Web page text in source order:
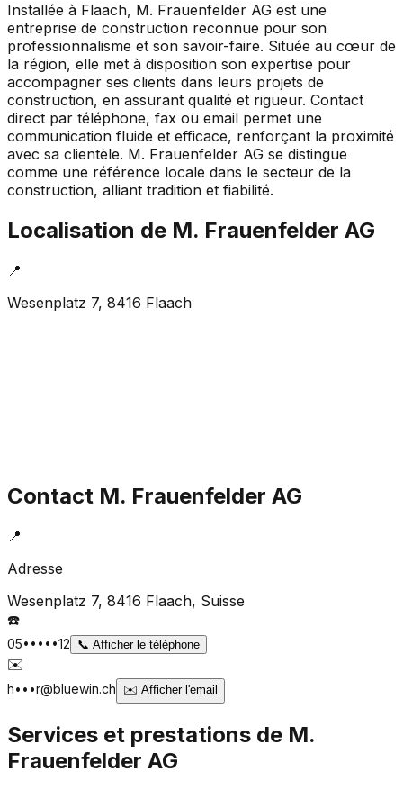
Installée à Flaach, M. Frauenfelder AG est une
entreprise de construction reconnue pour son
professionnalisme et son savoir-faire. Située au cœur de
la région, elle met à disposition son expertise pour
accompagner ses clients dans leurs projets de
construction, en assurant qualité et rigueur. Contact
direct par téléphone, fax ou email permet une
communication fluide et efficace, renforçant la proximité
avec sa clientèle. M. Frauenfelder AG se distingue
comme une référence locale dans le secteur de la
construction, alliant tradition et fiabilité.
Localisation de M. Frauenfelder AG
📍
Wesenplatz 7, 8416 Flaach
Contact M. Frauenfelder AG
📍
Adresse
Wesenplatz 7, 8416 Flaach, Suisse
☎️
05•••••12 📞 Afficher le téléphone
✉️
h•••r@bluewin.ch ✉️ Afficher l'email
Services et prestations de M.
Frauenfelder AG